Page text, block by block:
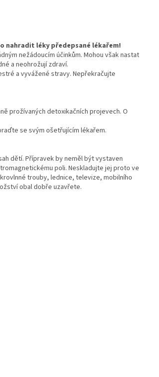
nahradit léky předepsané lékařem!
nežádoucím účinkům. Mohou však nastat
a neohrožují zdraví.
a vyvážené stravy. Nepřekračujte
prožívaných detoxikačních projevech. O
se svým ošetřujícím lékařem.
dětí. Přípravek by neměl být vystaven
poli. Neskladujte jej proto ve
trouby, lednice, televize, mobilního
obal dobře uzavřete.